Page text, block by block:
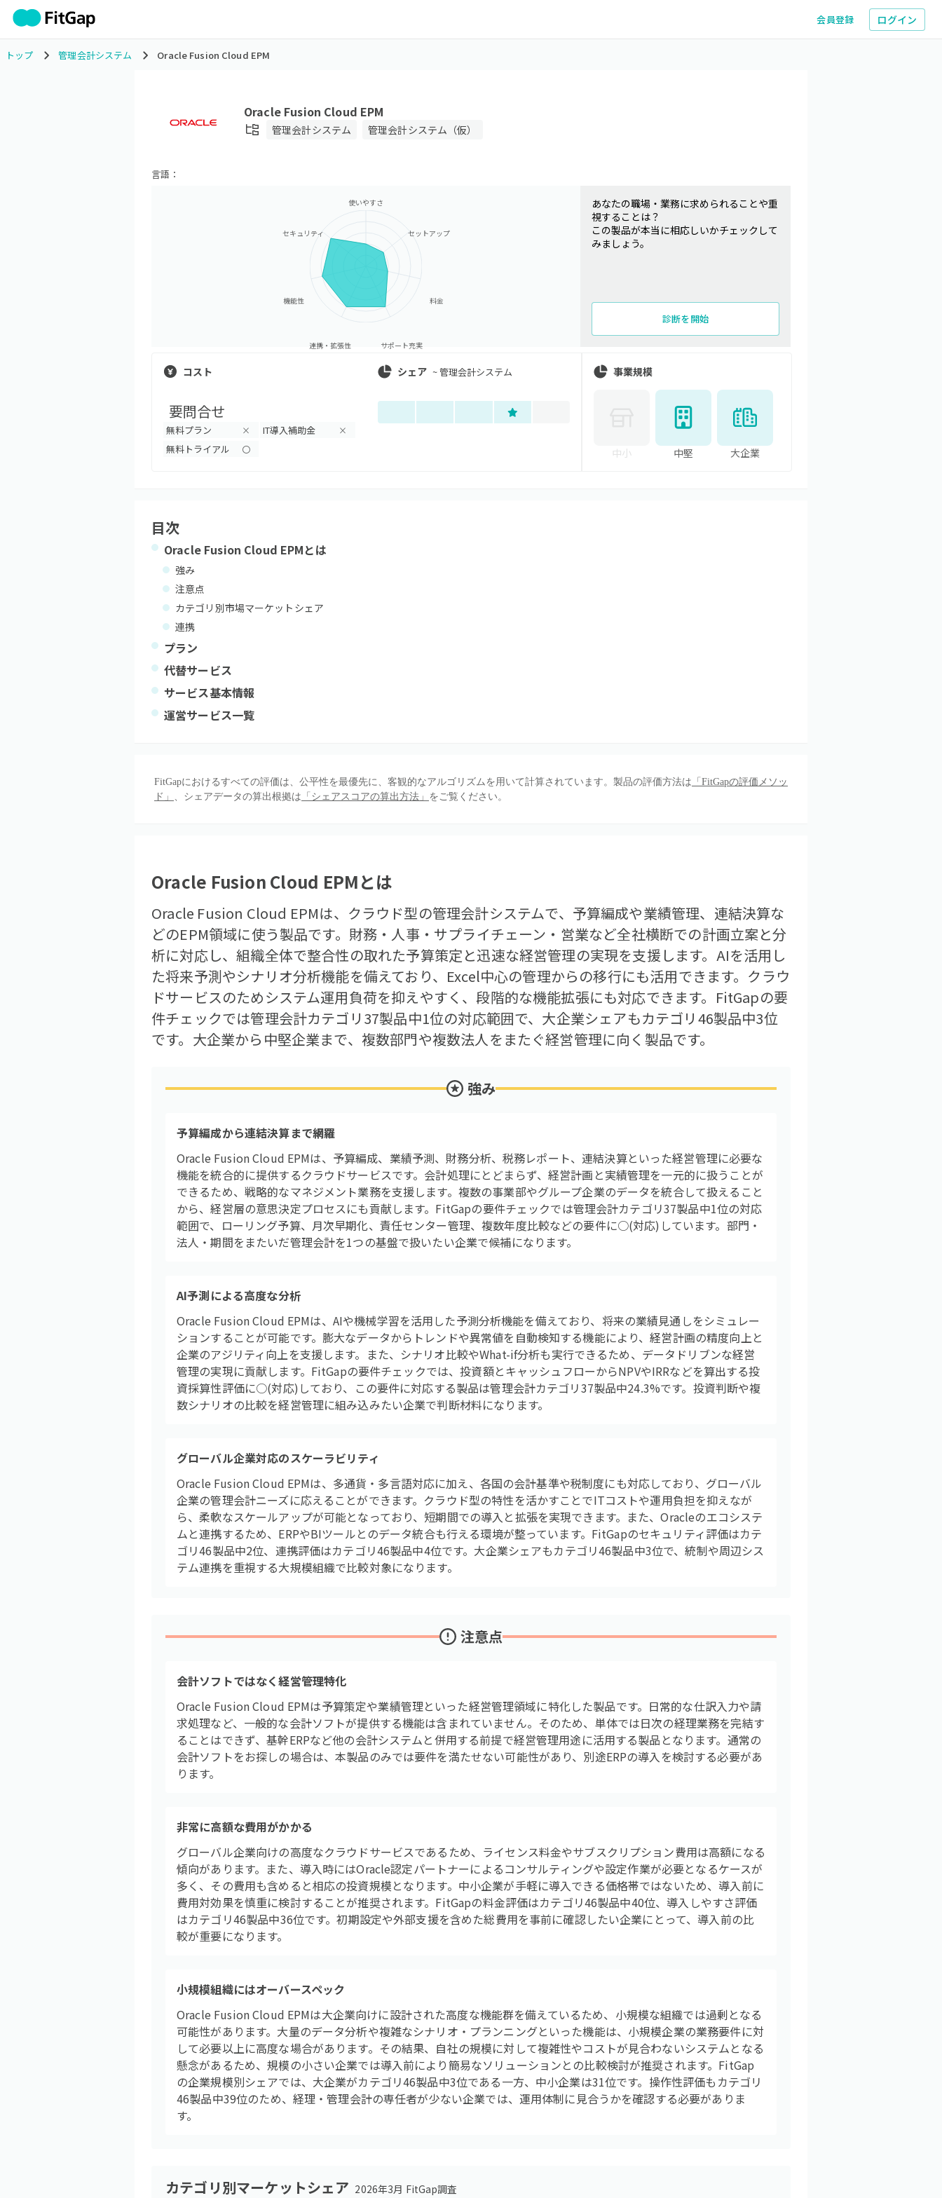
会員登録 ログイン
トップ 管理会計システム Oracle Fusion Cloud EPM
Oracle Fusion Cloud EPM
管理会計システム 管理会計システム（仮）
言語：
使いやすさ
セットアップ
料金
サポート充実
連携・拡張性
機能性
セキュリティ
あなたの職場・業務に求められることや重
視することは？
この製品が本当に相応しいかチェックして
みましょう。
診断を開始
コスト
要問合せ
無料プラン × IT導入補助金 ×
無料トライアル 〇
シェア ~管理会計システム 事業規模
中小 中堅 大企業
目次
Oracle Fusion Cloud EPMとは
強み
注意点
カテゴリ別市場マーケットシェア
連携
プラン
代替サービス
サービス基本情報
運営サービス一覧
FitGapにおけるすべての評価は、公平性を最優先に、客観的なアルゴリズムを用いて計算されています。製品の評価方法は 「FitGapの評価メソッ
ド」 、シェアデータの算出根拠は 「シェアスコアの算出方法」 をご覧ください。
Oracle Fusion Cloud EPMとは
Oracle Fusion Cloud EPMは、クラウド型の管理会計システムで、予算編成や業績管理、連結決算な
どのEPM領域に使う製品です。財務・人事・サプライチェーン・営業など全社横断での計画立案と分
析に対応し、組織全体で整合性の取れた予算策定と迅速な経営管理の実現を支援します。AIを活用し
た将来予測やシナリオ分析機能を備えており、Excel中心の管理からの移行にも活用できます。クラウ
ドサービスのためシステム運用負荷を抑えやすく、段階的な機能拡張にも対応できます。FitGapの要
件チェックでは管理会計カテゴリ37製品中1位の対応範囲で、大企業シェアもカテゴリ46製品中3位
です。大企業から中堅企業まで、複数部門や複数法人をまたぐ経営管理に向く製品です。
強み
予算編成から連結決算まで網羅
Oracle Fusion Cloud EPMは、予算編成、業績予測、財務分析、税務レポート、連結決算といった経営管理に必要な
機能を統合的に提供するクラウドサービスです。会計処理にとどまらず、経営計画と実績管理を一元的に扱うことが
できるため、戦略的なマネジメント業務を支援します。複数の事業部やグループ企業のデータを統合して扱えること
から、経営層の意思決定プロセスにも貢献します。FitGapの要件チェックでは管理会計カテゴリ37製品中1位の対応
範囲で、ローリング予算、月次早期化、責任センター管理、複数年度比較などの要件に○(対応)しています。部門・
法人・期間をまたいだ管理会計を1つの基盤で扱いたい企業で候補になります。
AI予測による高度な分析
Oracle Fusion Cloud EPMは、AIや機械学習を活用した予測分析機能を備えており、将来の業績見通しをシミュレー
ションすることが可能です。膨大なデータからトレンドや異常値を自動検知する機能により、経営計画の精度向上と
企業のアジリティ向上を支援します。また、シナリオ比較やWhat-if分析も実行できるため、データドリブンな経営
管理の実現に貢献します。FitGapの要件チェックでは、投資額とキャッシュフローからNPVやIRRなどを算出する投
資採算性評価に○(対応)しており、この要件に対応する製品は管理会計カテゴリ37製品中24.3%です。投資判断や複
数シナリオの比較を経営管理に組み込みたい企業で判断材料になります。
グローバル企業対応のスケーラビリティ
Oracle Fusion Cloud EPMは、多通貨・多言語対応に加え、各国の会計基準や税制度にも対応しており、グローバル
企業の管理会計ニーズに応えることができます。クラウド型の特性を活かすことでITコストや運用負担を抑えなが
ら、柔軟なスケールアップが可能となっており、短期間での導入と拡張を実現できます。また、Oracleのエコシステ
ムと連携するため、ERPやBIツールとのデータ統合も行える環境が整っています。FitGapのセキュリティ評価はカテ
ゴリ46製品中2位、連携評価はカテゴリ46製品中4位です。大企業シェアもカテゴリ46製品中3位で、統制や周辺シス
テム連携を重視する大規模組織で比較対象になります。
注意点
会計ソフトではなく経営管理特化
Oracle Fusion Cloud EPMは予算策定や業績管理といった経営管理領域に特化した製品です。日常的な仕訳入力や請
求処理など、一般的な会計ソフトが提供する機能は含まれていません。そのため、単体では日次の経理業務を完結す
ることはできず、基幹ERPなど他の会計システムと併用する前提で経営管理用途に活用する製品となります。通常の
会計ソフトをお探しの場合は、本製品のみでは要件を満たせない可能性があり、別途ERPの導入を検討する必要があ
ります。
非常に高額な費用がかかる
グローバル企業向けの高度なクラウドサービスであるため、ライセンス料金やサブスクリプション費用は高額になる
傾向があります。また、導入時にはOracle認定パートナーによるコンサルティングや設定作業が必要となるケースが
多く、その費用も含めると相応の投資規模となります。中小企業が手軽に導入できる価格帯ではないため、導入前に
費用対効果を慎重に検討することが推奨されます。FitGapの料金評価はカテゴリ46製品中40位、導入しやすさ評価
はカテゴリ46製品中36位です。初期設定や外部支援を含めた総費用を事前に確認したい企業にとって、導入前の比
較が重要になります。
小規模組織にはオーバースペック
Oracle Fusion Cloud EPMは大企業向けに設計された高度な機能群を備えているため、小規模な組織では過剰となる
可能性があります。大量のデータ分析や複雑なシナリオ・プランニングといった機能は、小規模企業の業務要件に対
して必要以上に高度な場合があります。その結果、自社の規模に対して複雑性やコストが見合わないシステムとなる
懸念があるため、規模の小さい企業では導入前により簡易なソリューションとの比較検討が推奨されます。FitGap
の企業規模別シェアでは、大企業がカテゴリ46製品中3位である一方、中小企業は31位です。操作性評価もカテゴリ
46製品中39位のため、経理・管理会計の専任者が少ない企業では、運用体制に見合うかを確認する必要がありま
す。
カテゴリ別マーケットシェア 2026年3月 FitGap調査